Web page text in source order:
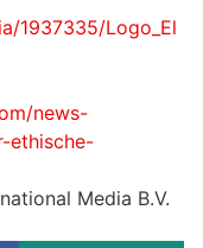
1937335/Logo_El
news-
ethische-
Media B.V.